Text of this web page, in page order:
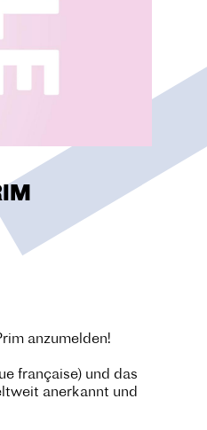
anzumelden!
française) und das
anerkannt und